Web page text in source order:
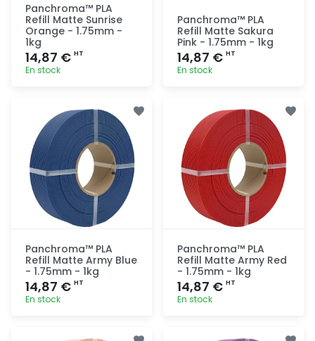
Panchroma™ PLA
Refill Matte Sunrise
Orange - 1.75mm -
1kg
14,87 € HT
En stock
rapide
Panchroma™ PLA
Refill Matte Sakura
Pink - 1.75mm - 1kg
14,87 € HT
En stock
rapide
Panchroma™ PLA
Refill Matte Army Blue
- 1.75mm - 1kg
14,87 € HT
En stock
Panchroma™ PLA
Refill Matte Army Red
- 1.75mm - 1kg
14,87 € HT
En stock